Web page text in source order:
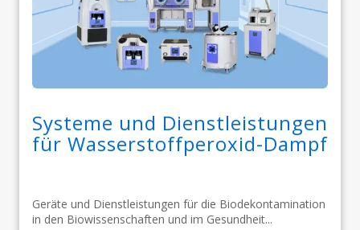
Systeme und Dienstleistungen
für Wasserstoffperoxid-Dampf
Geräte und Dienstleistungen für die Biodekontamination
in den Biowissenschaften und im Gesundheit...